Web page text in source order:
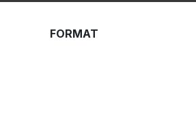
FORMAT